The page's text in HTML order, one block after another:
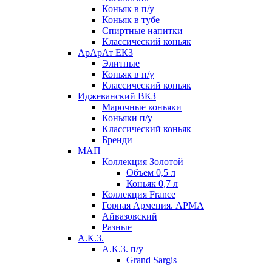
Коньяк в п/у
Коньяк в тубе
Спиртные напитки
Классический коньяк
АрАрАт ЕКЗ
Элитные
Коньяк в п/у
Классический коньяк
Иджеванский ВКЗ
Марочные коньяки
Коньяки п/у
Классический коньяк
Бренди
МАП
Коллекция Золотой
Объем 0,5 л
Коньяк 0,7 л
Коллекция France
Горная Армения. АРМА
Айвазовский
Разные
А.К.З.
А.К.З. п/у
Grand Sargis